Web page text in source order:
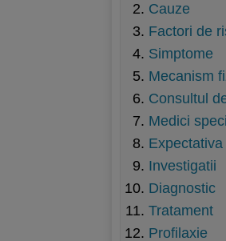
Cauze
Factori de
Simptome
Mecanism
Consultul
Medici
Investigatii
Diagnostic
Tratament
Profilaxie